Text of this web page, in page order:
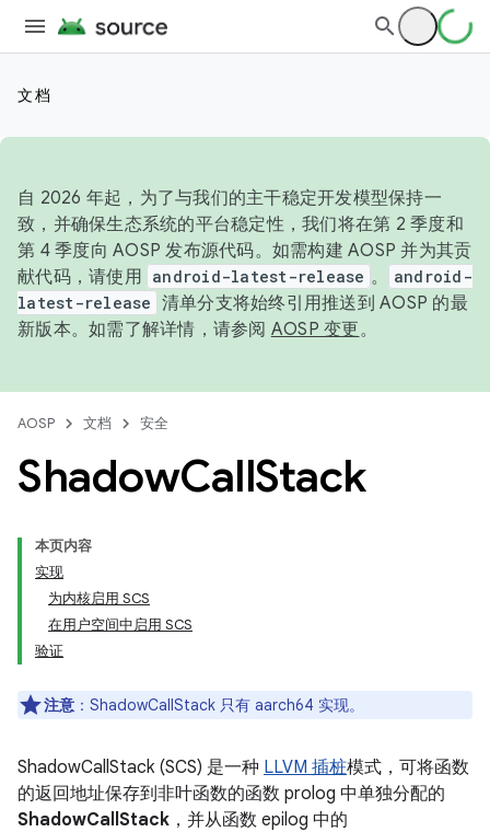
文档
自 2026 年起，为了与我们的主干稳定开发模型保持一
致，并确保生态系统的平台稳定性，我们将在第 2 季度和
第 4 季度向 AOSP 发布源代码。如需构建 AOSP 并为其贡
献代码，请使用 android-latest-release 。
android-
latest-release 清单分支将始终引用推送到 AOSP 的最
新版本。如需了解详情，请参阅 AOSP 变更。
AOSP 文档 安全
ShadowCallStack
本页内容
实现
为内核启用 SCS
在用户空间中启用 SCS
验证
注意 ：ShadowCallStack 只有 aarch64 实现。
ShadowCallStack (SCS) 是一种 LLVM 插桩模式，可将函数
的返回地址保存到非叶函数的函数 prolog 中单独分配的
ShadowCallStack ，并从函数 epilog 中的